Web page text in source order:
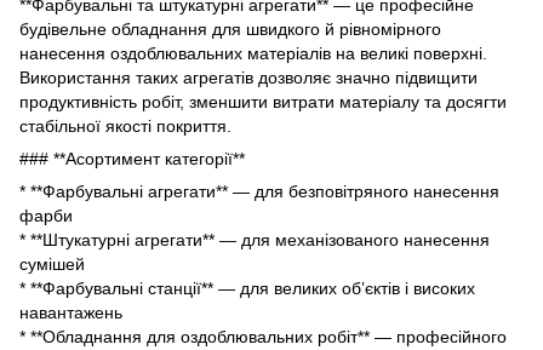
**Фарбувальні та штукатурні агрегати** — це професійне
будівельне обладнання для швидкого й рівномірного
нанесення оздоблювальних матеріалів на великі поверхні.
Використання таких агрегатів дозволяє значно підвищити
продуктивність робіт, зменшити витрати матеріалу та досягти
стабільної якості покриття.
### **Асортимент категорії**
* **Фарбувальні агрегати** — для безповітряного нанесення
фарби
* **Штукатурні агрегати** — для механізованого нанесення
сумішей
* **Фарбувальні станції** — для великих обʼєктів і високих
навантажень
* **Обладнання для оздоблювальних робіт** — професійного